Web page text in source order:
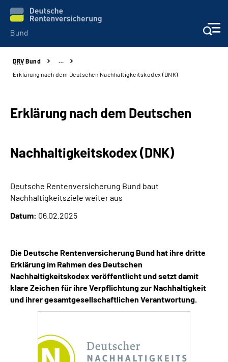
Beratung & Kontakt
Karriere
Leichte Sprache
Suche
DRV Bund
…
Erklärung nach dem Deutschen Nachhaltigkeitskodex (DNK)
Erklärung nach dem Deutschen
Nachhaltigkeitskodex (DNK)
Deutsche Rentenversicherung Bund baut
Nachhaltigkeitsziele weiter aus
Datum: 06.02.2025
Die Deutsche Rentenversicherung Bund hat ihre dritte
Erklärung im Rahmen des Deutschen
Nachhaltigkeitskodex veröffentlicht und setzt damit
klare Zeichen für ihre Verpflichtung zur Nachhaltigkeit
und ihrer gesamtgesellschaftlichen Verantwortung.